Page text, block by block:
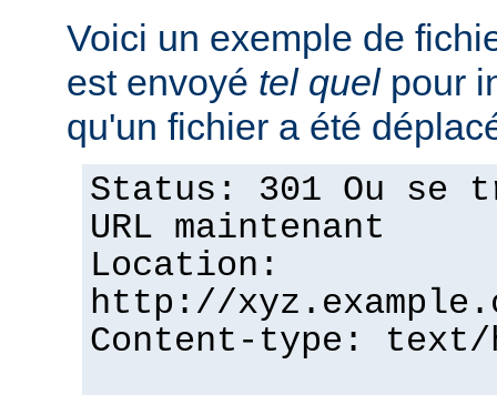
Voici un exemple de
est envoyé tel quelpour
qu'un fichier a été
Status: 301 Ou se
URL maintenant
Location:
http://
Content-type: text/